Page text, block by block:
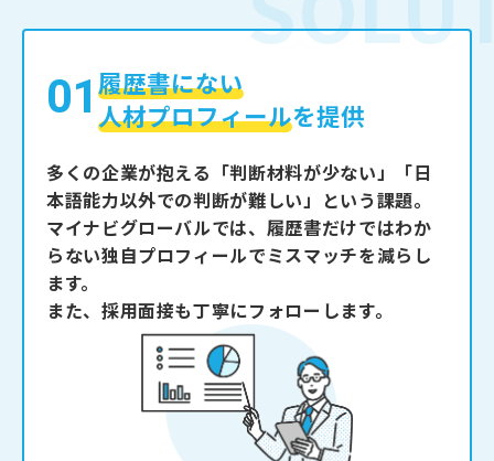
01履歴書にない
人材プロフィールを提供
多くの企業が抱える「判断材料が少ない」「日
本語能力以外での判断が難しい」という課題。
マイナビグローバルでは、履歴書だけではわか
らない独自プロフィールでミスマッチを減らし
ます。
また、採用面接も丁寧にフォローします。